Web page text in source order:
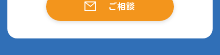
ご相談